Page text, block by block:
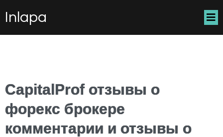
Inlapa
CapitalProf отзывы о
форекс брокере
комментарии и отзывы о